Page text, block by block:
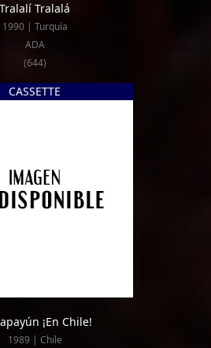
Tralalí Tralalá
1990 | Turquía
ADA
(644)
CASSETTE
¡En Chile!
1989 | Chile